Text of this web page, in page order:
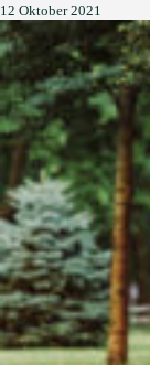
12 Oktober 2021